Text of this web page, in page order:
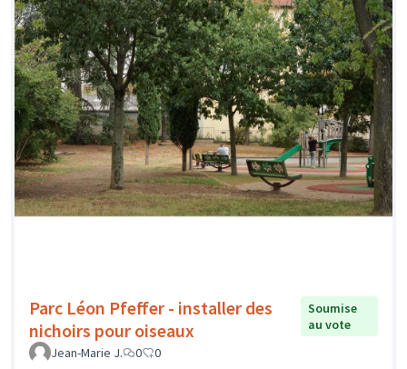
Parc Léon Pfeffer - installer des
nichoirs pour oiseaux
Soumise
au vote
Jean-Marie J.
0 0